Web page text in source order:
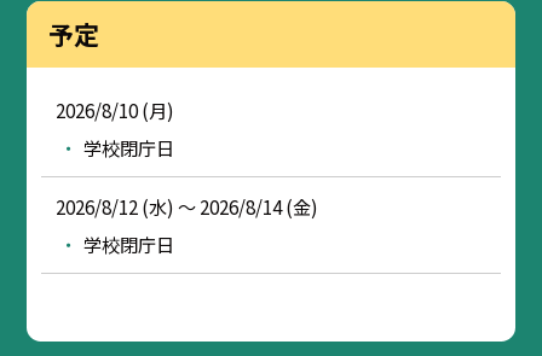
予定
2026/8/10 (月)
学校閉庁日
2026/8/12 (水) ～ 2026/8/14 (金)
学校閉庁日